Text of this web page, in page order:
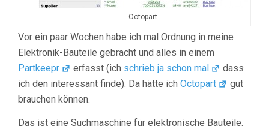
Octopart
Vor ein paar Wochen habe ich mal Ordnung in meine
Elektronik-Bauteile gebracht und alles in einem
Partkeepr
erfasst (ich schrieb ja schon mal
dass
ich den interessant finde). Da hätte ich Octopart
gut
brauchen können.
Das ist eine Suchmaschine für elektronische Bauteile.